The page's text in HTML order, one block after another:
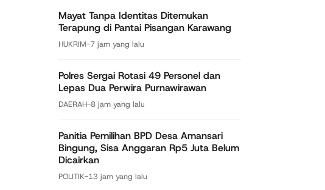
Mayat Tanpa Identitas Ditemukan
Terapung di Pantai Pisangan Karawang
HUKRIM-7 jam yang lalu
Polres Sergai Rotasi 49 Personel dan
Lepas Dua Perwira Purnawirawan
DAERAH-8 jam yang lalu
Panitia Pemilihan BPD Desa Amansari
Bingung, Sisa Anggaran Rp5 Juta Belum
Dicairkan
POLITIK-13 jam yang lalu